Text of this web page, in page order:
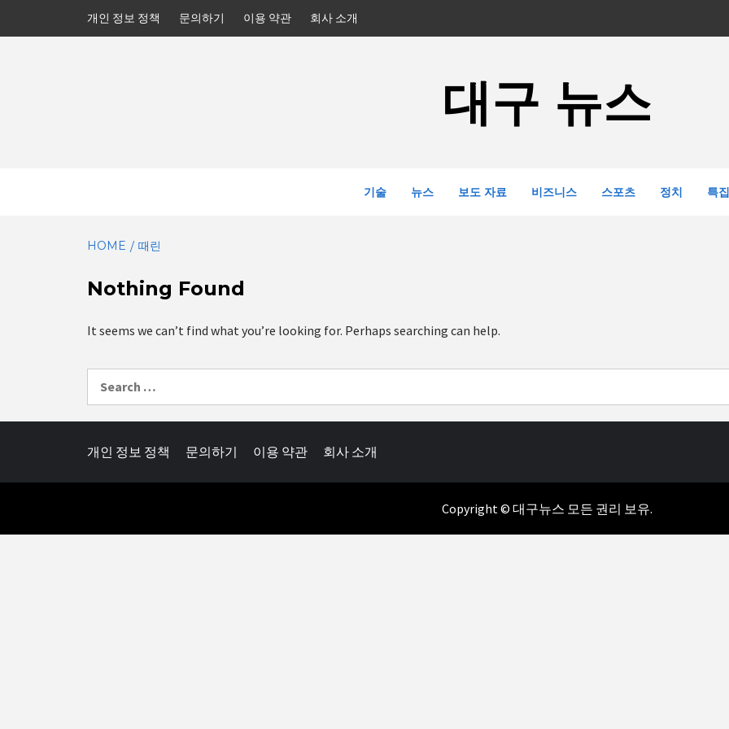
개인 정보 정책 문의하기 이용 약관 회사 소개
대구 뉴스
기술 뉴스 보도 자료 비즈니스 스포츠 정치 특집
HOME 때린
Nothing Found
It seems we can’t find what you’re looking for. Perhaps searching can help.
개인 정보 정책 문의하기 이용 약관 회사 소개
Copyright © 대구뉴스 모든 권리 보유.